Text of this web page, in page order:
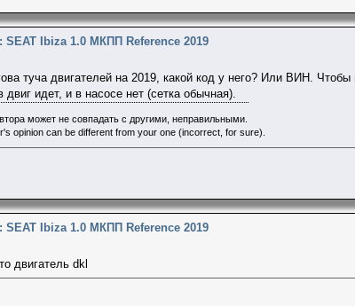
SEAT Ibiza 1.0 МКПП Reference 2019
туча двигателей на 2019, какой код у него? Или ВИН. Чтобы
двиг идет, и в насосе нет (сетка обычная).
может не совпадать с другими, неправильными.
opinion can be different from your one (incorrect, for sure).
SEAT Ibiza 1.0 МКПП Reference 2019
двигатель dkl